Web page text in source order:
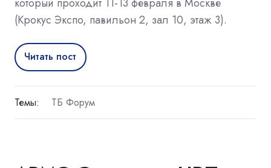
(Крокус Экспо, павильон 2, зал 10, этаж 3).
Читать пост
Темы: ТБ Форум